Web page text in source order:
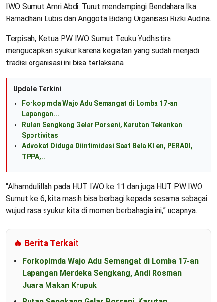
IWO Sumut Amri Abdi. Turut mendampingi Bendahara Ika
Ramadhani Lubis dan Anggota Bidang Organisasi Rizki Audina.
Terpisah, Ketua PW IWO Sumut Teuku Yudhistira
mengucapkan syukur karena kegiatan yang sudah menjadi
tradisi organisasi ini bisa terlaksana.
Update Terkini:
Forkopimda Wajo Adu Semangat di Lomba 17-an
Lapangan...
Rutan Sengkang Gelar Porseni, Karutan Tekankan
Sportivitas
Advokat Diduga Diintimidasi Saat Bela Klien, PERADI,
TPPA,...
“Alhamdulillah pada HUT IWO ke 11 dan juga HUT PW IWO
Sumut ke 6, kita masih bisa berbagi kepada sesama sebagai
wujud rasa syukur kita di momen berbahagia ini,” ucapnya.
🔥 Berita Terkait
Forkopimda Wajo Adu Semangat di Lomba 17-an
Lapangan Merdeka Sengkang, Andi Rosman
Juara Makan Krupuk